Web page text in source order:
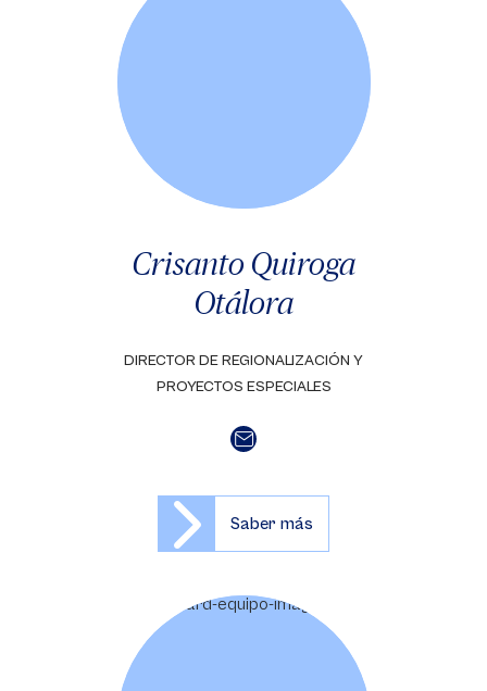
Crisanto Quiroga
Otálora
DIRECTOR DE REGIONALIZACIÓN Y
PROYECTOS ESPECIALES
Saber más